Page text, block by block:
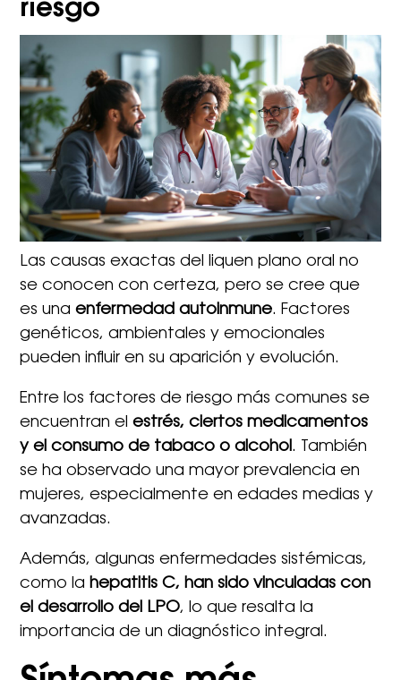
riesgo
Las causas exactas del liquen plano oral no
se conocen con certeza, pero se cree que
es unaenfermedad autoinmune. Factores
genéticos, ambientales y emocionales
pueden influir en su aparición y evolución.
Entre los factores de riesgo más comunes se
encuentran elestrés, ciertos medicamentos
y el consumo de tabaco o alcohol . También
se ha observado una mayor prevalencia en
mujeres, especialmente en edades medias y
avanzadas.
Además, algunas enfermedades sistémicas,
como la hepatitis C, han sido vinculadas con
el desarrollo del LPO, lo que resalta la
importancia de un diagnóstico integral.